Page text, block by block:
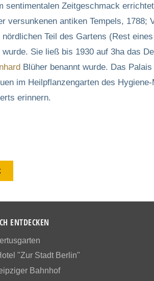
sentimentalen Zeitgeschmack
versunkenen antiken Tempels, 1788;
nördlichen Teil des Gartens (Rest
wurde. Sie ließ bis 1930 auf 3ha das
Blüher benannt wurde. Das
im Heilpflanzengarten des
erinnern.
ENTDECKEN
"Zur Stadt Berlin"
Bahnhof